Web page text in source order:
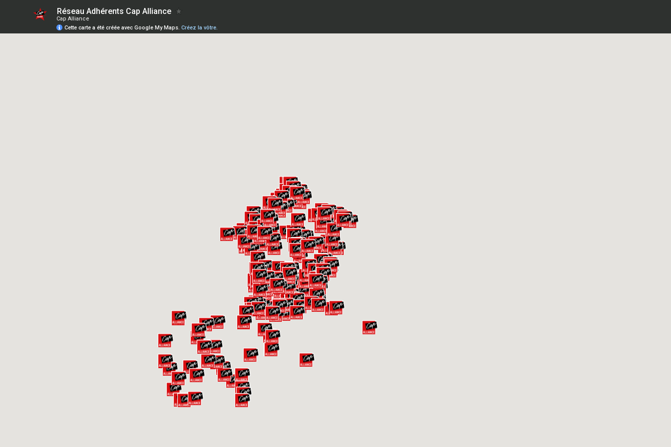
Réseau Adhérents Cap Alliance
Cap Alliance
Cette carte a été créée avec Google My Maps. Créez la vôtre.